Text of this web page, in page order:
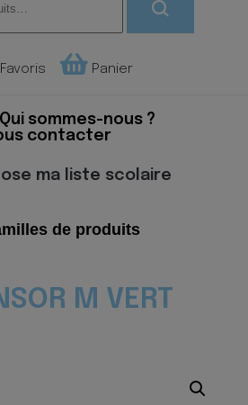
Favoris Panier
Qui sommes-nous ?
contacter
ma liste scolaire
de produits
M VERT